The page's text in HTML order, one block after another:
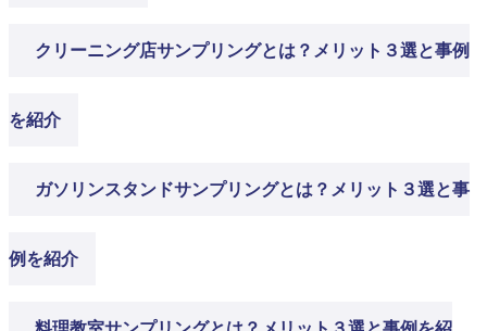
クリーニング店サンプリングとは？メリット３選と事例
を紹介
ガソリンスタンドサンプリングとは？メリット３選と事
例を紹介